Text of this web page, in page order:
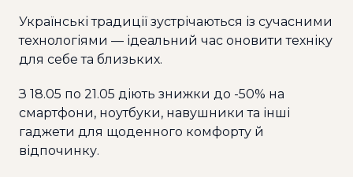
Українські традиції зустрічаються із сучасними
технологіями — ідеальний час оновити техніку
для себе та близьких.
З 18.05 по 21.05 діють знижки до -50% на
смартфони, ноутбуки, навушники та інші
гаджети для щоденного комфорту й
відпочинку.